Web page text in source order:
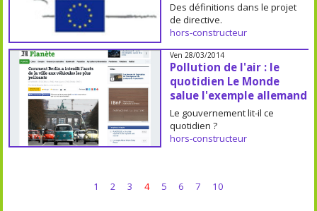
Des définitions dans le projet
de directive.
hors-constructeur
Ven 28/03/2014
Pollution de l'air : le
quotidien Le Monde
salue l'exemple allemand
Le gouvernement lit-il ce
quotidien ?
hors-constructeur
1 2 3 4 5 6 7 10